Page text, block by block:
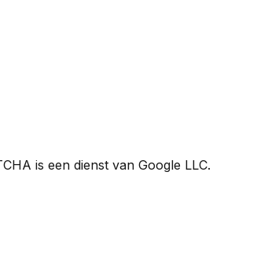
is een dienst van Google LLC.